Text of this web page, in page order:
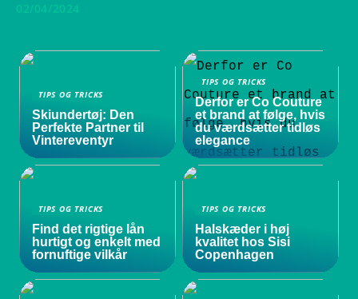
02/04/2024
TIPS OG TRICKS
Skiundertøj: Den
Perfekte Partner til
Vintereventyr
TIPS OG TRICKS
Derfor er Co Couture
et brand at følge, hvis
du værdsætter tidløs
elegance
TIPS OG TRICKS
Find det rigtige lån
hurtigt og enkelt med
fornuftige vilkår
TIPS OG TRICKS
Halskæder i høj
kvalitet hos Sisi
Copenhagen